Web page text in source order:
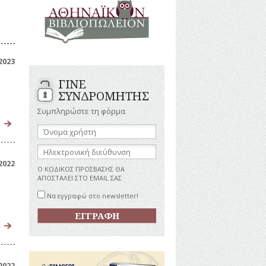
ΑΝΔΡΕΣ
ΕΛΛΗΝΙΚΕΣ
ΠΡΟΣΩΠΙΚΟΤΗΤΕΣ
ΕΠΙΧΕΙΡΗΜΑΤΙΕΣ
ΗΘΟΠΟΙΟΙ
ΚΑΛΛΙΤΕΧΝΕΣ
ΞΕΝΕΣ
ΠΡΟΣΩΠΙΚΟΤΗΤΕΣ
ΠΑΡΑΓΟΝΤΕΣ
ΑΘΛΗΤΙΣΜΟΥ
ΠΕΡΙΗΓΗΤΕΣ
ΠΟΛΙΤΙΚΟΙ
ΣΥΓΓΡΑΦΕΙΣ
–
ΠΟΙΗΤΕΣ
ΦΙΛΕΛΛΗΝΕΣ
ΓΙΝΕ
ΣΥΝΔΡΟΜΗΤΗΣ
Συμπληρώστε τη φόρμα
Όνομα
χρήστη:
Ηλεκτρονική
διεύθυνση:
Ο ΚΩΔΙΚΟΣ ΠΡΟΣΒΑΣΗΣ ΘΑ
ΑΠΟΣΤΑΛΕΙ ΣΤΟ EMAIL ΣΑΣ
Να εγγραφώ στο newsletter!